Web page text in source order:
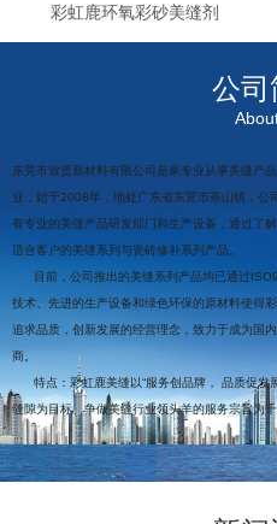
彩虹鹿环氧彩砂美缝剂
公司
东莞市致贤新材料有限公司是家专业从事美缝产
业，始于2008年，地处广东省东莞市茶山镇，
有专业的美缝产品研发部门和生产设备，通过了
适合客户的美缝系列与瓷砖修补系列产品。
目前，公司推出的美缝系列产品均已通过
技术、先进的生产设备和绿色环保的原材料使得
追求品质，创新发展的经营理念，致力于成为国
商。
特点：彩虹鹿美缝以“服务创品牌， 品质促发
缝隙为目标、争做美缝行业领头羊的服务宗旨为